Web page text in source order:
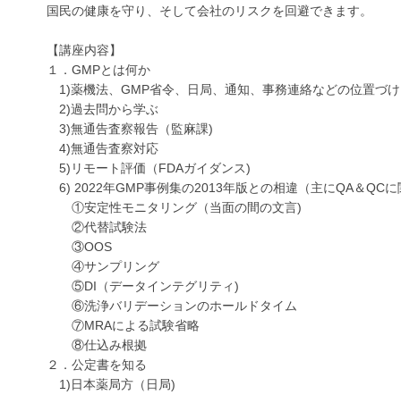
国民の健康を守り、そして会社のリスクを回避できます。
【講座内容】
１．GMPとは何か
1)薬機法、GMP省令、日局、通知、事務連絡などの位置づけ
2)過去問から学ぶ
3)無通告査察報告（監麻課)
4)無通告査察対応
5)リモート評価（FDAガイダンス)
6) 2022年GMP事例集の2013年版との相違（主にQA＆QCに
①安定性モニタリング（当面の間の文言)
②代替試験法
③OOS
④サンプリング
⑤DI（データインテグリティ)
⑥洗浄バリデーションのホールドタイム
⑦MRAによる試験省略
⑧仕込み根拠
２．公定書を知る
1)日本薬局方（日局)